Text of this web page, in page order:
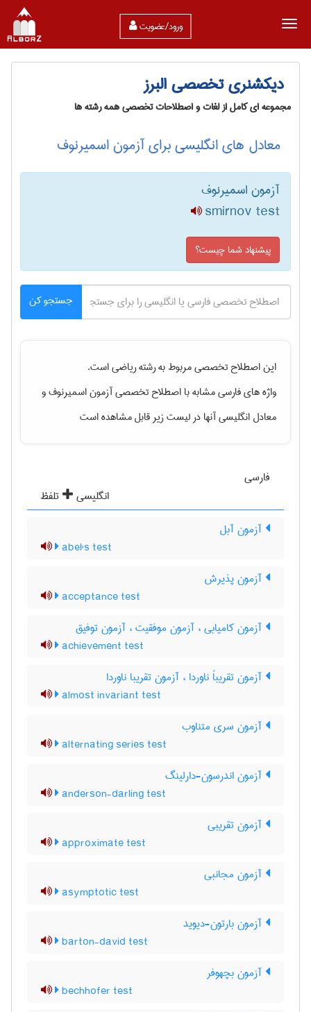
ورود/عضویت
دیکشنری تخصصی البرز
مجموعه ای کامل از لغات و اصطلاحات تخصصی همه رشته ها
معادل های انگلیسی برای آزمون اسمیرنوف
آزمون اسمیرنوف
smirnov test
پیشنهاد شما چیست؟
جستجو کن
این اصطلاح تخصصی مربوط به رشتهرياضیاست.
واژه های فارسی مشابه با اصطلاح تخصصیآزمون اسمیرنوفو
معادل انگلیسی آنها در لیست زیر قابل مشاهده است
فارسی
انگلیسی
تلفظ
آزمون آبل
abel's test
آزمون پذیرش
acceptance test
آزمون کامیابی ، آزمون موفقیت ، آزمون توفیق
achievement test
آزمون تقریباً ناوردا ، آزمون تقریبا ناوردا
almost invariant test
آزمون سری متناوب
alternating series test
آزمون اندرسون-دارلینگ
anderson-darling test
آزمون تقریبی
approximate test
آزمون مجانبی
asymptotic test
آزمون بارتون-دیوید
barton-david test
آزمون بچهوفر
bechhofer test